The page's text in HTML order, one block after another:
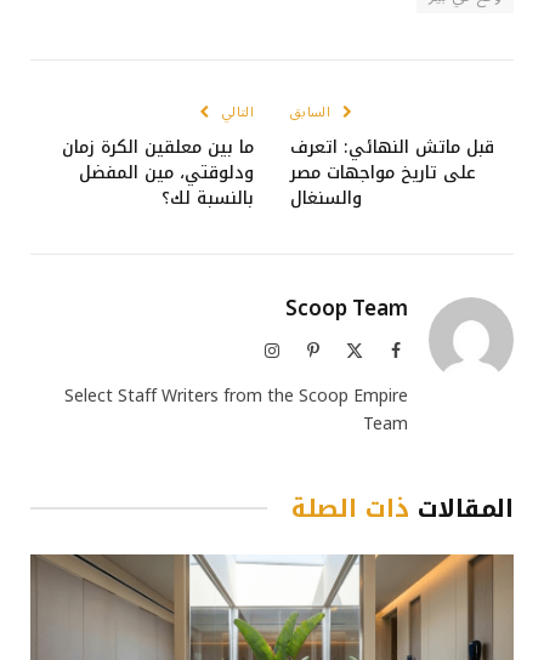
السابق
قبل ماتش النهائي: اتعرف
على تاريخ مواجهات مصر
والسنغال
التالي
ما بين معلقين الكرة زمان
ودلوقتي، مين المفضل
بالنسبة لك؟
Scoop Team
فيسبوك بينتيريستالانستغرام
Select Staff Writers from the Scoop Empire
Team
المقالات ذات الصلة